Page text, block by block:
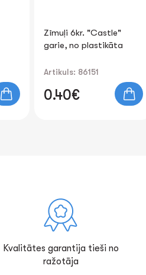
Dzēšgumija "Mini
rectangular"
Artikuls: 80970
0.17€
Kvalitātes garantija tieši no
ražotāja